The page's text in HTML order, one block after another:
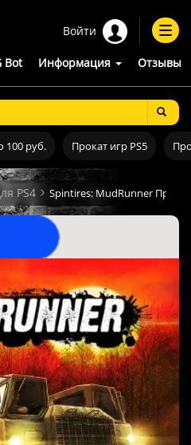
Войти
Bot Информация Отзывы
100 руб. Прокат игр PS5
PS4 Spintires: MudRunner